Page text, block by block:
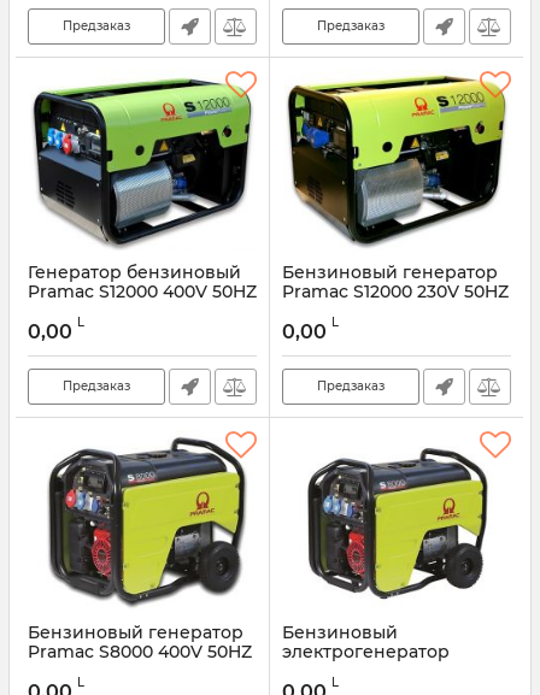
Предзаказ Предзаказ
Генератор бензиновый
Pramac S12000 400V 50HZ
0,00 L
Предзаказ
Бензиновый генератор
Pramac S12000 230V 50HZ
0,00 L
Предзаказ
Бензиновый генератор
Pramac S8000 400V 50HZ
L
Бензиновый
электрогенератор
AVR IPP
L